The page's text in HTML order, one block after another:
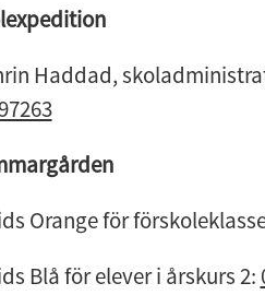
Haddad,
Orange för
Blå för elever i årskurs 2: